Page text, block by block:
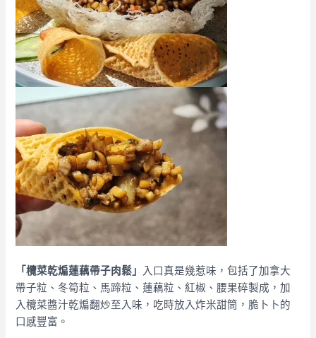
「欖菜乾煸蓮藕帶子肉鬆」 入口真是幾惹味，包括了加拿大
帶子粒、冬筍粒、馬蹄粒、蓮藕粒、紅椒、腰果碎製成，加
入欖菜醬汁乾煸翻炒至入味，吃時放入炸米甜筒，脆卜卜的
口感豐富。